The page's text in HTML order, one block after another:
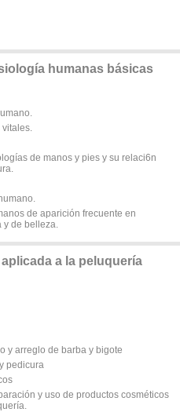
humanas básicas
de manos y pies y su relaci6n
de aparición frecuente en
de belleza.
a la peluquería
y arreglo de barba y bigote
pedicura
y uso de productos cosméticos